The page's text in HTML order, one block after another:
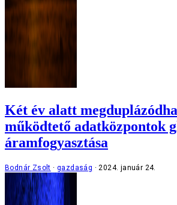
Két év alatt
működtető adatközpontok
áramfogyasztása
Bodnár Zsolt gazdaság 2024. január 24.